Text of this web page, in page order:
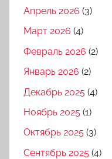
Апрель 2026 (3)
Март 2026 (4)
Февраль 2026 (2)
Январь 2026 (2)
Декабрь 2025 (4)
Ноябрь 2025 (1)
Октябрь 2025 (3)
Сентябрь 2025 (4)